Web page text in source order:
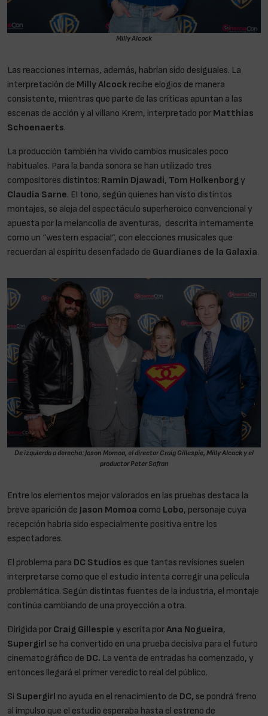
Milly Alcock
Las reacciones internas, además, habrían sido desiguales. La
interpretación de Milly Alcock recibe elogios de manera
consistente, mientras que parte de las críticas apuntan a las
escenas de acción y al villano Krem, interpretado por Matthias
Schoenaerts.
La producción también ha vivido cambios musicales poco
habituales. Para la banda sonora se han utilizado tres
compositores distintos: Ramin Djawadi, Tom Holkenborg y
Claudia Sarne. El tono, según quienes han visto distintos
montajes, se aleja del espectáculo superheroico convencional y
apuesta por la melancolía de aventuras, descrita internamente
como un “western espacial”, con elecciones musicales que
recuerdan al espíritu desenfadado de Guardianes de la Galaxia.
De izquierda a derecha: Jason Momoa, el director Craig Gillespie, Milly Alcock y el
productor Peter Safran
Entre los elementos mejor valorados en las pruebas destaca la
breve aparición de Jason Momoa como Lobo, personaje cuya
recepción habría sido especialmente positiva entre los
espectadores.
El problema para DC Studios es que tantas revisiones suelen
interpretarse como que el estudio intenta corregir una película
problemática. Según distintas fuentes de la industria, el montaje
continúa cambiando de una proyección a otra.
Dirigida por Craig Gillespie y escrita porAna Nogueira,
Supergirl se ha convertido en una prueba decisiva para el futuro
cinematográfico de DC. La venta de entradas ha comenzado, y
entonces llegará el primer veredicto real del público.
Si Supergirl no ayuda en el renacimiento de DC, se pondrá freno
al impulso que el estudio esperaba hasta el estreno de